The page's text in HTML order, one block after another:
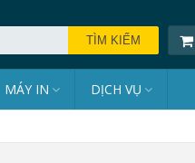
MÁY IN DỊCH VỤ